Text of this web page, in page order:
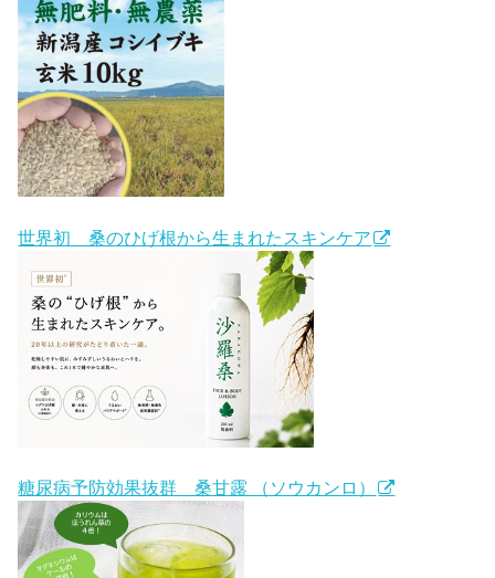
世界初 桑のひげ根から生まれたスキンケア
糖尿病予防効果抜群 桑甘露 （ソウカンロ）